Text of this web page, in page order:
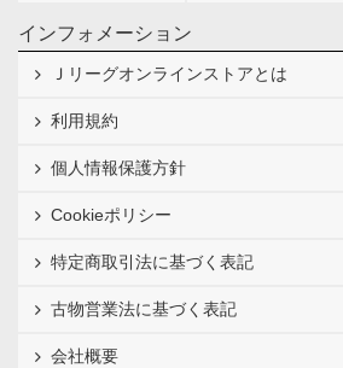
インフォメーション
Ｊリーグオンラインストアとは
利用規約
個人情報保護方針
Cookieポリシー
特定商取引法に基づく表記
古物営業法に基づく表記
会社概要